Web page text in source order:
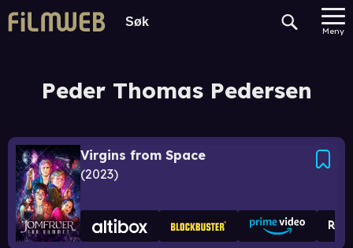
Meny
Peder Thomas Pedersen
Virgins from Space
2023